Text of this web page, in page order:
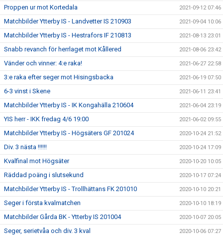
Proppen ur mot Kortedala 2021-09-12 07:46
Matchbilder Ytterby IS - Landvetter IS 210903 2021-09-04 10:06
Matchbilder Ytterby IS - Hestrafors IF 210813 2021-08-13 23:01
Snabb revanch för herrlaget mot Kållered 2021-08-06 23:42
Vänder och vinner: 4:e raka! 2021-06-27 22:58
3:e raka efter seger mot Hisingsbacka 2021-06-19 07:50
6-3 vinst i Skene 2021-06-11 23:41
Matchbilder Ytterby IS - IK Kongahälla 210604 2021-06-04 23:19
YIS herr - IKK fredag 4/6 19:00 2021-06-02 09:55
Matchbilder Ytterby IS - Högsäters GF 201024 2020-10-24 21:52
Div. 3 nästa !!!!!! 2020-10-24 17:09
Kvalfinal mot Högsäter 2020-10-20 10:05
Räddad poäng i slutsekund 2020-10-17 07:24
Matchbilder Ytterby IS - Trollhättans FK 201010 2020-10-10 20:21
Seger i första kvalmatchen 2020-10-10 18:19
Matchbilder Gårda BK - Ytterby IS 201004 2020-10-07 20:05
Seger, serietvåa och div. 3 kval 2020-10-06 07:27